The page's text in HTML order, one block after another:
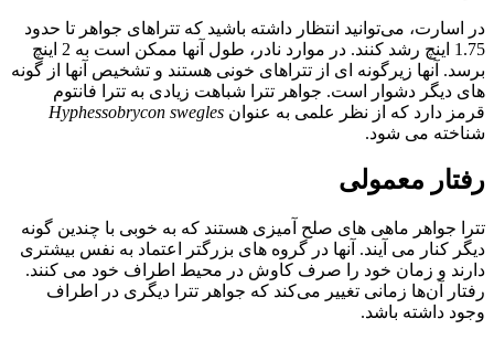
در اسارت، می‌توانید انتظار داشته باشید که تتراهای جواهر تا حدود
1.75 اینچ رشد کنند. در موارد نادر، طول آنها ممکن است به 2 اینچ
برسد. آنها زیرگونه ای از تتراهای خونی هستند و تشخیص آنها از گونه
های دیگر دشوار است. جواهر تترا شباهت زیادی به تترا فانتوم
قرمز دارد که از نظر علمی به عنوان Hyphessobrycon swegles
شناخته می شود.
رفتار معمولی
تترا جواهر ماهی های صلح آمیزی هستند که به خوبی با چندین گونه
دیگر کنار می آیند. آنها در گروه های بزرگتر اعتماد به نفس بیشتری
دارند و زمان خود را صرف کاوش در محیط اطراف خود می کنند.
رفتار آن‌ها زمانی تغییر می‌کند که جواهر تترا دیگری در اطراف
وجود داشته باشد.